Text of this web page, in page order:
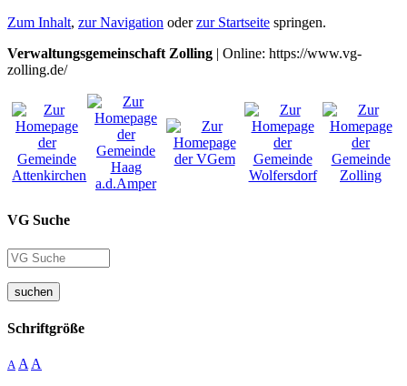
Zum Inhalt, zur Navigation oderzur Startseite springen.
Verwaltungsgemeinschaft Zolling | Online: https://www.vg-
zolling.de/
VG Suche
suchen
Schriftgröße
A A A